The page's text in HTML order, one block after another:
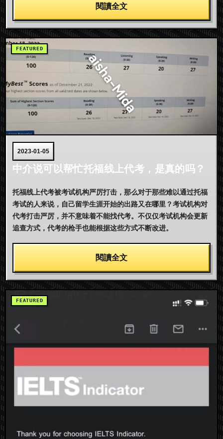
閱讀全文
2023-01-05
中介说可以帮忙托福线上代考，是真的吗？
托福线上代考被考试机构严厉打击，那么对于那些难以通过托福
考试的人来说，自己留学生涯开始的出路又在哪里？考试机构对
代考打击严厉，并不意味着不能找代考。不仅仅考试机构会更新
追查方式，代考的枪手也能根据这些方式不断改进。
閱讀全文